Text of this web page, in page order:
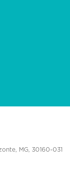
MG, 30160-031